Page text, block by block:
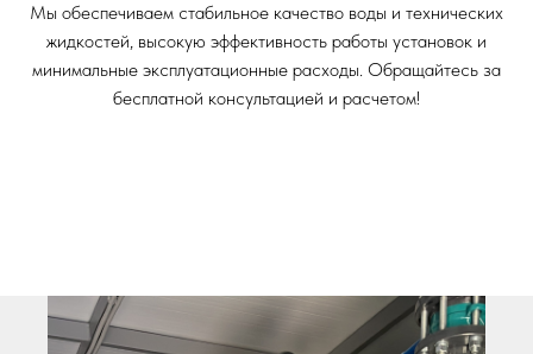
Мы обеспечиваем стабильное качество воды и технических
жидкостей, высокую эффективность работы установок и
минимальные эксплуатационные расходы. Обращайтесь за
бесплатной консультацией и расчетом!